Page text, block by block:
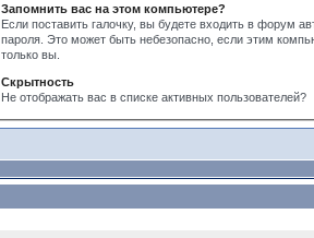
Запомнить вас на этом компьютере?
Если поставить галочку, вы будете входить в форум
пароля. Это может быть небезопасно, если этим
только вы.
Скрытность
Не отображать вас в списке активных пользователей?